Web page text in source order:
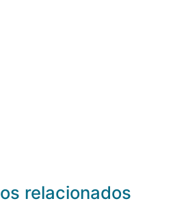
relacionados